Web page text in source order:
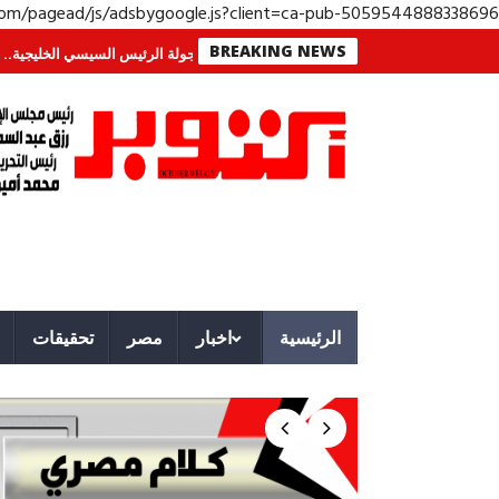
pagead/js/adsbygoogle.js?client=ca-pub-5059544888338696
BREAKING NEWSلا تُرى.. وحراس لا ينامون جولة الرئيس السيسي الخليجية.. رسائل دعم
الرئيسية اخبار مصر تحقيقات